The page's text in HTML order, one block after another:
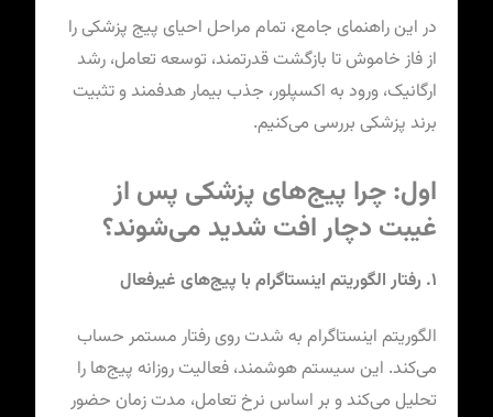
در این راهنمای جامع، تمام مراحل احیای پیج پزشکی را
از فاز خاموش تا بازگشت قدرتمند، توسعه تعامل، رشد
ارگانیک، ورود به اکسپلور، جذب بیمار هدفمند و تثبیت
برند پزشکی بررسی می‌کنیم.
اول: چرا پیج‌های پزشکی پس از
غیبت دچار افت شدید می‌شوند؟
۱. رفتار الگوریتم اینستاگرام با پیج‌های غیرفعال
الگوریتم اینستاگرام به شدت روی رفتار مستمر حساب
می‌کند. این سیستم هوشمند، فعالیت روزانه پیج‌ها را
تحلیل می‌کند و بر اساس نرخ تعامل، مدت زمان حضور